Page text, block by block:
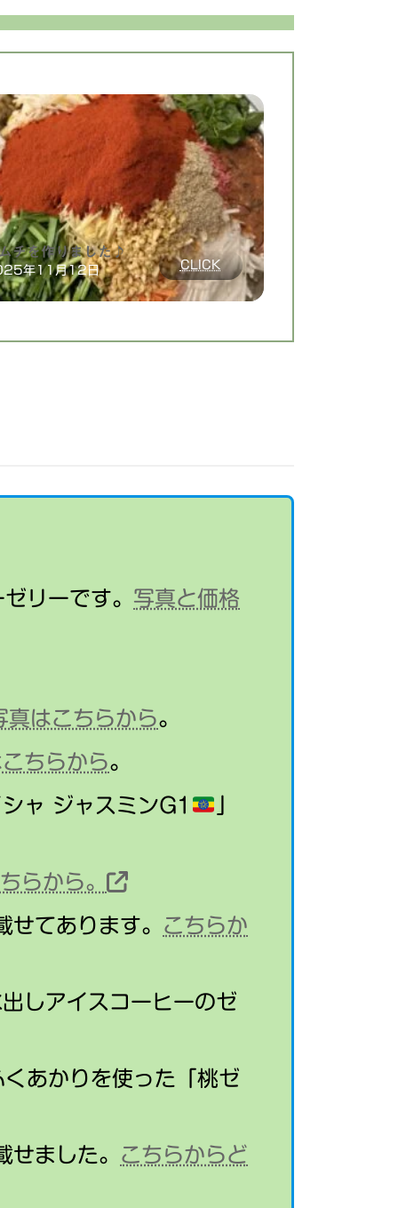
チを作りました♪
年11月12日 CLICK:
キ
ム
を
リーです。 写真と価格
真はこちらから。
ちらから。
ャ ジャスミンG1
らから。
てあります。 こちらか
しアイスコーヒーのゼ
あかりを使った「桃ゼ
ました。 こちらからど